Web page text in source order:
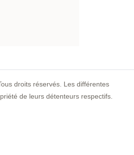
droits réservés. Les différentes
de leurs détenteurs respectifs.